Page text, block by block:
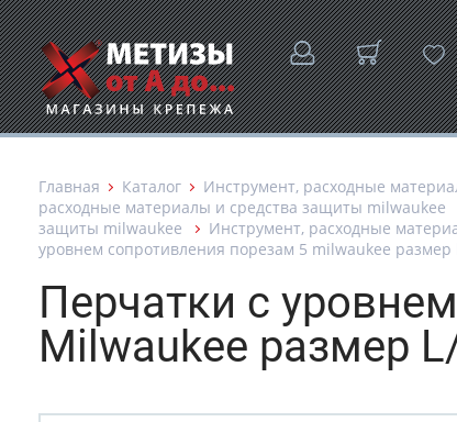
Главная Каталог Инструмент, расходные
расходные материалы и средства защиты milwaukee
защиты milwaukee
Инструмент, расходные
уровнем сопротивления порезам 5 milwaukee размер
Перчатки с
Milwaukee размер